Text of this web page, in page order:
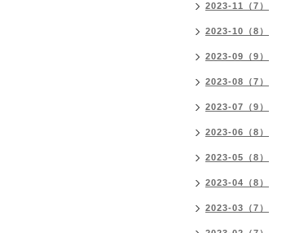
2023-11（7）
2023-10（8）
2023-09（9）
2023-08（7）
2023-07（9）
2023-06（8）
2023-05（8）
2023-04（8）
2023-03（7）